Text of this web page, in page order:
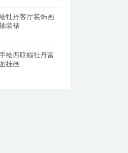
牡丹客厅装饰画
装裱
绘四联幅牡丹富
挂画